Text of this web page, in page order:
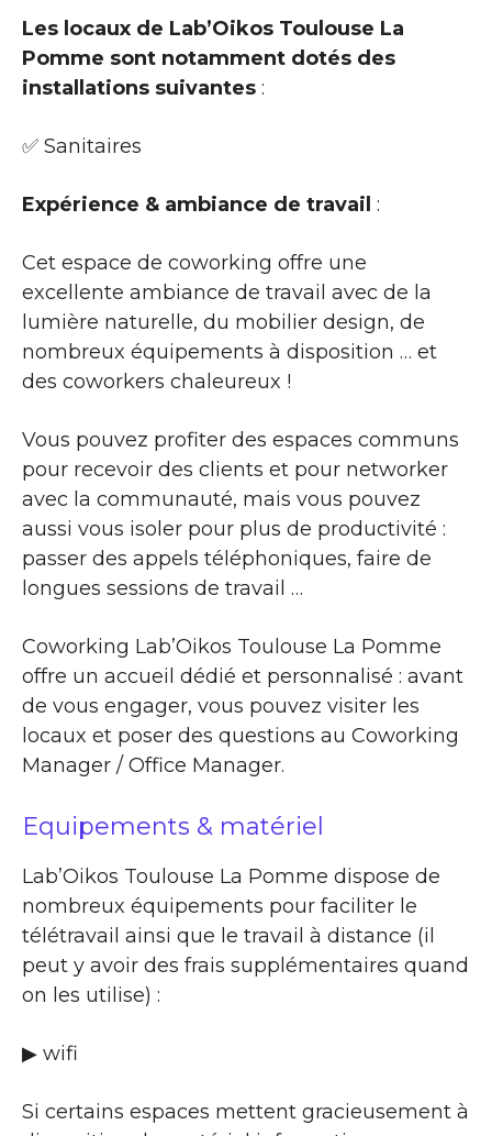
Les locaux de Lab’Oikos Toulouse La
Pomme sont notamment dotés des
installations suivantes :
✅ Sanitaires
Expérience & ambiance de travail :
Cet espace de coworking offre une
excellente ambiance de travail avec de la
lumière naturelle, du mobilier design, de
nombreux équipements à disposition … et
des coworkers chaleureux !
Vous pouvez profiter des espaces communs
pour recevoir des clients et pour networker
avec la communauté, mais vous pouvez
aussi vous isoler pour plus de productivité :
passer des appels téléphoniques, faire de
longues sessions de travail …
Coworking Lab’Oikos Toulouse La Pomme
offre un accueil dédié et personnalisé : avant
de vous engager, vous pouvez visiter les
locaux et poser des questions au Coworking
Manager / Office Manager.
Equipements & matériel
Lab’Oikos Toulouse La Pomme dispose de
nombreux équipements pour faciliter le
télétravail ainsi que le travail à distance (il
peut y avoir des frais supplémentaires quand
on les utilise) :
▶ wifi
Si certains espaces mettent gracieusement à